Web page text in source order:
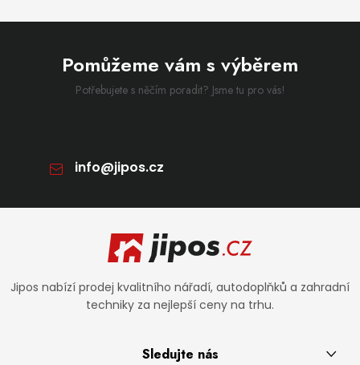
Pomůžeme vám s výběrem
Potřebujete s něčím poradit? Jsme tu pro vás!
info@jipos.cz
Zápatí
Jipos nabízí prodej kvalitního nářadí, autodoplňků a zahradní
techniky za nejlepší ceny na trhu.
Sledujte nás